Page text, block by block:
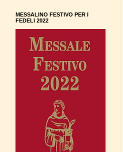
MESSALINO FESTIVO PER I
FEDELI 2022